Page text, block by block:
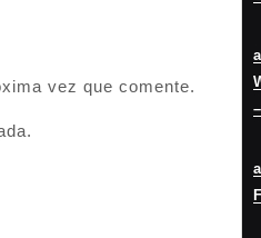
vez que comente.